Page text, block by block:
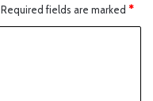
Required fields are marked *